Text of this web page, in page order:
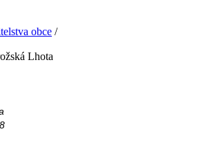
obce /
Lhota